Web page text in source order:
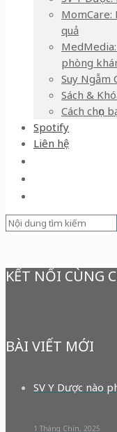
MomCare:
quả
phòng
Suy Ngẫm
Sách &
Cách chọn
Spotify
Liên hệ
KẾT NỐI CÙNG
BÀI VIẾT MỚI
SV Y Dược nào
1 Tháng Chín, 2025